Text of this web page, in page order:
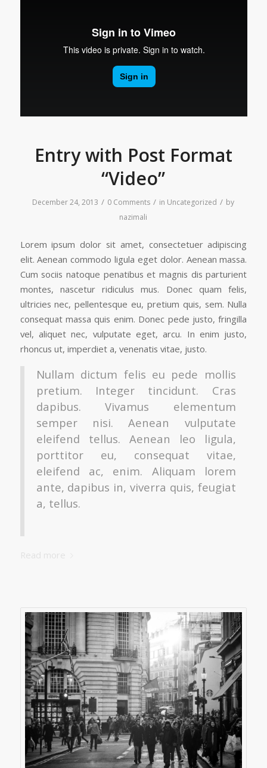
Entry with Post Format
“Video”
December 24, 2013 / 0 Comments / in Uncategorized / by
nazimali
Lorem ipsum dolor sit amet, consectetuer adipiscing
elit. Aenean commodo ligula eget dolor. Aenean massa.
Cum sociis natoque penatibus et magnis dis parturient
montes, nascetur ridiculus mus. Donec quam felis,
ultricies nec, pellentesque eu, pretium quis, sem. Nulla
consequat massa quis enim. Donec pede justo, fringilla
vel, aliquet nec, vulputate eget, arcu. In enim justo,
rhoncus ut, imperdiet a, venenatis vitae, justo.
Nullam dictum felis eu pede mollis
pretium. Integer tincidunt. Cras
dapibus. Vivamus elementum
semper nisi. Aenean vulputate
eleifend tellus. Aenean leo ligula,
porttitor eu, consequat vitae,
eleifend ac, enim. Aliquam lorem
ante, dapibus in, viverra quis, feugiat
a, tellus.